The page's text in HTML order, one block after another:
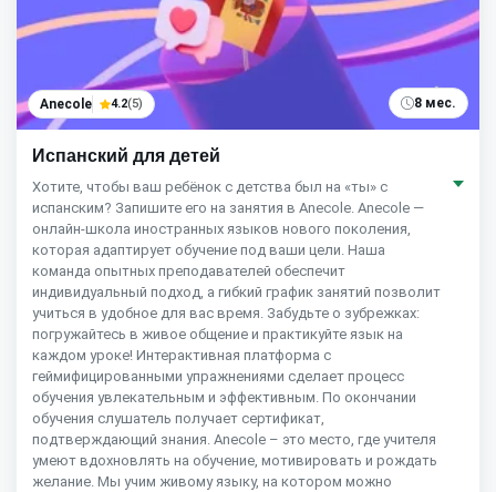
Anecole 4.2(5) 8 мес.
Испанский для детей
Хотите, чтобы ваш ребёнок с детства был на «ты» с
испанским? Запишите его на занятия в Anecole. Anecole —
онлайн-школа иностранных языков нового поколения,
которая адаптирует обучение под ваши цели. Наша
команда опытных преподавателей обеспечит
индивидуальный подход, а гибкий график занятий позволит
учиться в удобное для вас время. Забудьте о зубрежках:
погружайтесь в живое общение и практикуйте язык на
каждом уроке! Интерактивная платформа с
геймифицированными упражнениями сделает процесс
обучения увлекательным и эффективным. По окончании
обучения слушатель получает сертификат,
подтверждающий знания. Anecole – это место, где учителя
умеют вдохновлять на обучение, мотивировать и рождать
желание. Мы учим живому языку, на котором можно